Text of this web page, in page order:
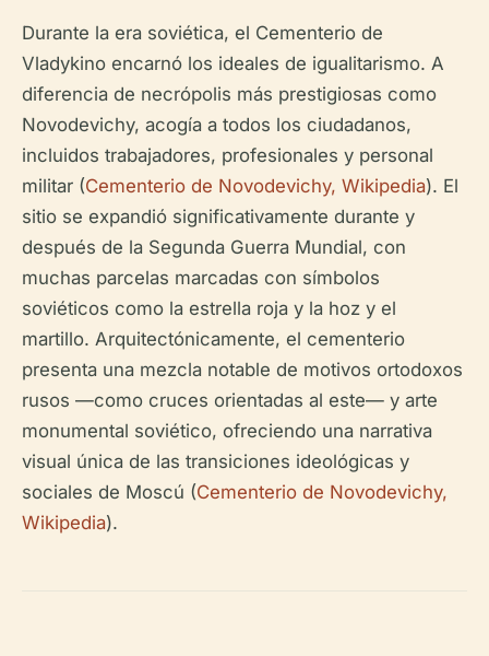
Durante la era soviética, el Cementerio de
Vladykino encarnó los ideales de igualitarismo. A
diferencia de necrópolis más prestigiosas como
Novodevichy, acogía a todos los ciudadanos,
incluidos trabajadores, profesionales y personal
militar (Cementerio de Novodevichy, Wikipedia). El
sitio se expandió significativamente durante y
después de la Segunda Guerra Mundial, con
muchas parcelas marcadas con símbolos
soviéticos como la estrella roja y la hoz y el
martillo. Arquitectónicamente, el cementerio
presenta una mezcla notable de motivos ortodoxos
rusos —como cruces orientadas al este— y arte
monumental soviético, ofreciendo una narrativa
visual única de las transiciones ideológicas y
sociales de Moscú (Cementerio de Novodevichy,
Wikipedia).